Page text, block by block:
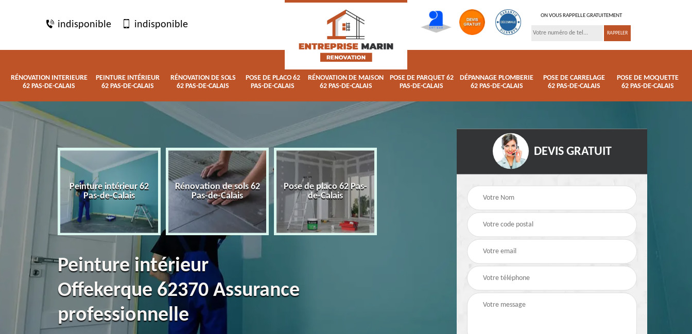
indisponible indisponible
ON VOUS RAPPELLE GRATUITEMENT
RÉNOVATION INTERIEURE
62 PAS-DE-CALAIS
PEINTURE INTÉRIEUR
62 PAS-DE-CALAIS
RÉNOVATION DE SOLS
62 PAS-DE-CALAIS
POSE DE PLACO 62
PAS-DE-CALAIS
RÉNOVATION DE MAISON
62 PAS-DE-CALAIS
POSE DE PARQUET 62
PAS-DE-CALAIS
DÉPANNAGE PLOMBERIE
62 PAS-DE-CALAIS
POSE DE CARRELAGE
62 PAS-DE-CALAIS
POSE DE MOQUETTE
62 PAS-DE-CALAIS
Peinture intérieur 62
Pas-de-Calais
Rénovation de sols 62
Pas-de-Calais
Pose de placo 62 Pas-
de-Calais
Rénovation de maison
Pose de parquet 62
Dépannage
62 Pas-de-Calais
Peinture intérieur
Offekerque 62370 Assurance
professionnelle
DEVIS GRATUIT